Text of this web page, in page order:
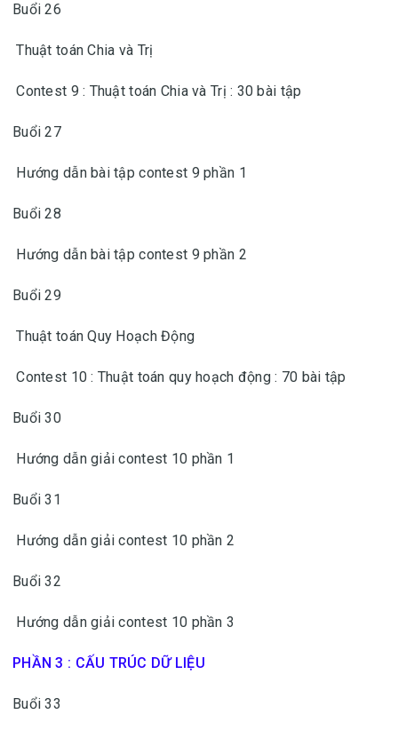
Buổi 26
Thuật toán Chia và Trị
Contest 9 : Thuật toán Chia và Trị : 30 bài tập
Buổi 27
Hướng dẫn bài tập contest 9 phần 1
Buổi 28
Hướng dẫn bài tập contest 9 phần 2
Buổi 29
Thuật toán Quy Hoạch Động
Contest 10 : Thuật toán quy hoạch động : 70 bài tập
Buổi 30
Hướng dẫn giải contest 10 phần 1
Buổi 31
Hướng dẫn giải contest 10 phần 2
Buổi 32
Hướng dẫn giải contest 10 phần 3
PHẦN 3 : CẤU TRÚC DỮ LIỆU
Buổi 33